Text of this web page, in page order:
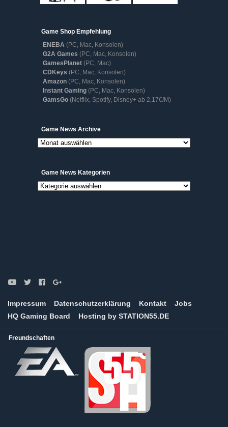
Game Shop Empfehlung
ENEBA (PC, Mac, Konsolen)
G2A Games (PC, Mac, Konsolen)
GamesPlanet (PC, Mac)
CDKeys (PC, Mac, Konsolen)
Amazon (PC, Mac, Konsolen)
Instant Gaming (PC, Mac, Konsolen)
GamsGo (Netflix, Spotify, Disney+ ab 2,17€/M)
Game News ArchiveGame
News
Archive
Game News Kategorien
Game
Impressum Datenschutzerklärung Kontakt
Jobs
HQ Gaming Board
Hosting by STATION55.DE
Freundschaften